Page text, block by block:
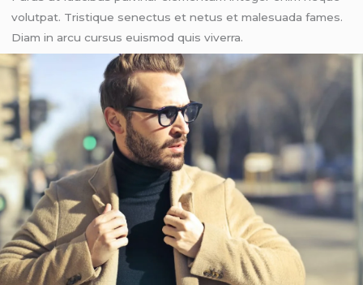
volutpat. Tristique senectus et netus et malesuada fames.
Diam in arcu cursus euismod quis viverra.